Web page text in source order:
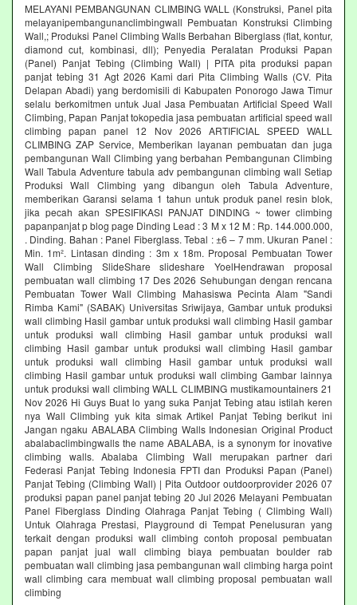
MELAYANI PEMBANGUNAN CLIMBING WALL (Konstruksi, Panel pita
melayanipembangunanclimbingwall Pembuatan Konstruksi Climbing
Wall,; Produksi Panel Climbing Walls Berbahan Biberglass (flat, kontur,
diamond cut, kombinasi, dll); Penyedia Peralatan Produksi Papan
(Panel) Panjat Tebing (Climbing Wall) | PITA pita produksi papan
panjat tebing 31 Agt 2026 Kami dari Pita Climbing Walls (CV. Pita
Delapan Abadi) yang berdomisili di Kabupaten Ponorogo Jawa Timur
selalu berkomitmen untuk Jual Jasa Pembuatan Artificial Speed Wall
Climbing, Papan Panjat tokopedia jasa pembuatan artificial speed wall
climbing papan panel 12 Nov 2026 ARTIFICIAL SPEED WALL
CLIMBING ZAP Service, Memberikan layanan pembuatan dan juga
pembangunan Wall Climbing yang berbahan Pembangunan Climbing
Wall Tabula Adventure tabula adv pembangunan climbing wall Setiap
Produksi Wall Climbing yang dibangun oleh Tabula Adventure,
memberikan Garansi selama 1 tahun untuk produk panel resin blok,
jika pecah akan SPESIFIKASI PANJAT DINDING ~ tower climbing
papanpanjat p blog page Dinding Lead : 3 M x 12 M : Rp. 144.000.000,
. Dinding. Bahan : Panel Fiberglass. Tebal : ±6 – 7 mm. Ukuran Panel :
Min. 1m². Lintasan dinding : 3m x 18m. Proposal Pembuatan Tower
Wall Climbing SlideShare slideshare YoelHendrawan proposal
pembuatan wall climbing 17 Des 2026 Sehubungan dengan rencana
Pembuatan Tower Wall Climbing Mahasiswa Pecinta Alam "Sandi
Rimba Kami" (SABAK) Universitas Sriwijaya, Gambar untuk produksi
wall climbing Hasil gambar untuk produksi wall climbing Hasil gambar
untuk produksi wall climbing Hasil gambar untuk produksi wall
climbing Hasil gambar untuk produksi wall climbing Hasil gambar
untuk produksi wall climbing Hasil gambar untuk produksi wall
climbing Hasil gambar untuk produksi wall climbing Gambar lainnya
untuk produksi wall climbing WALL CLIMBING mustikamountainers 21
Nov 2026 Hi Guys Buat lo yang suka Panjat Tebing atau istilah keren
nya Wall Climbing yuk kita simak Artikel Panjat Tebing berikut ini
Jangan ngaku ABALABA Climbing Walls Indonesian Original Product
abalabaclimbingwalls the name ABALABA, is a synonym for inovative
climbing walls. Abalaba Climbing Wall merupakan partner dari
Federasi Panjat Tebing Indonesia FPTI dan Produksi Papan (Panel)
Panjat Tebing (Climbing Wall) | Pita Outdoor outdoorprovider 2026 07
produksi papan panel panjat tebing 20 Jul 2026 Melayani Pembuatan
Panel Fiberglass Dinding Olahraga Panjat Tebing ( Climbing Wall)
Untuk Olahraga Prestasi, Playground di Tempat Penelusuran yang
terkait dengan produksi wall climbing contoh proposal pembuatan
papan panjat jual wall climbing biaya pembuatan boulder rab
pembuatan wall climbing jasa pembangunan wall climbing harga point
wall climbing cara membuat wall climbing proposal pembuatan wall
climbing